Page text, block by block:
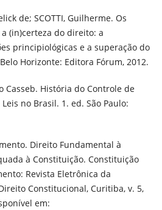
de; SCOTTI, Guilherme. Os
(in)certeza do direito: a
principiológicas e a superação do
Horizonte: Editora Fórum, 2012.
Casseb. História do Controle de
no Brasil. 1. ed. São Paulo:
Direito Fundamental à
à Constituição. Constituição
Revista Eletrônica da
Constitucional, Curitiba, v. 5,
em: